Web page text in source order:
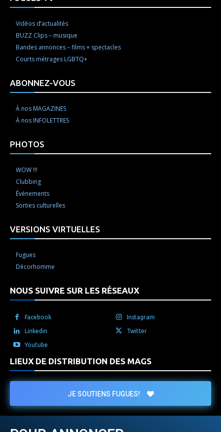
Vidéos d’actualités
BUZZ Clips – musique
Bandes annonces – films + spectacles
Courts métrages LGBTQ+
ABONNEZ-VOUS
À nos MAGAZINES
À nos INFOLETTRES
PHOTOS
WOW !!!
Clubbing
Événements
Sorties culturelles
VERSIONS VIRTUELLES
Fugues
Décorhomme
NOUS SUIVRE SUR LES RÉSEAUX
Facebook Instagram
Linkedin Twitter
Youtube
LIEUX DE DISTRIBUTION DES MAGS
JE SOUTIENS FUGUES!